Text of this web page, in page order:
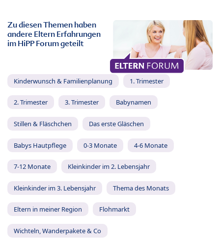
Zu diesen Themen haben
andere Eltern Erfahrungen
im HiPP Forum geteilt
Kinderwunsch & Familienplanung 1. Trimester
2. Trimester 3. Trimester Babynamen
Stillen & Fläschchen Das erste Gläschen
Babys Hautpflege 0-3 Monate 4-6 Monate
7-12 Monate Kleinkinder im 2. Lebensjahr
Kleinkinder im 3. Lebensjahr Thema des Monats
Eltern in meiner Region Flohmarkt
Wichteln, Wanderpakete & Co